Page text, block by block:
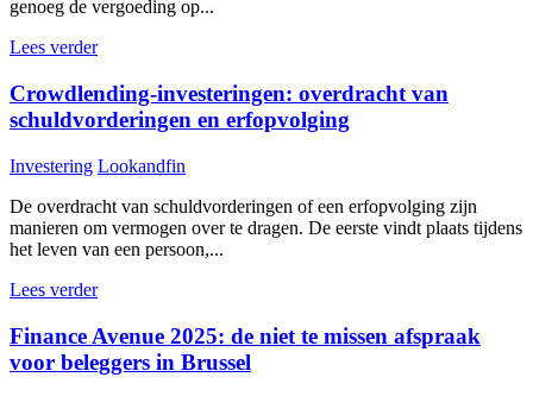
genoeg de vergoeding op...
Lees verder
Crowdlending-investeringen: overdracht van
schuldvorderingen en erfopvolging
Investering Lookandfin
De overdracht van schuldvorderingen of een erfopvolging zijn
manieren om vermogen over te dragen. De eerste vindt plaats tijdens
het leven van een persoon,...
Lees verder
Finance Avenue 2025: de niet te missen afspraak
voor beleggers in Brussel